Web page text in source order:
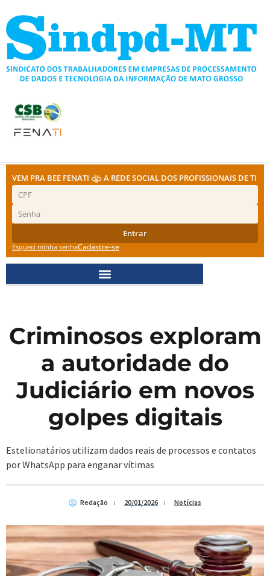
para
conteúdo
VEM PRA BEE FENATI A REDE SOCIAL DOS PROFISSIONAIS DE TI
Entrar
Esqueci minha senhaCadastre-se
Criminosos exploram
a autoridade do
Judiciário em novos
golpes digitais
Estelionatários utilizam dados reais de processos e contatos
por WhatsApp para enganar vítimas
Redação 20/01/2026 Notícias